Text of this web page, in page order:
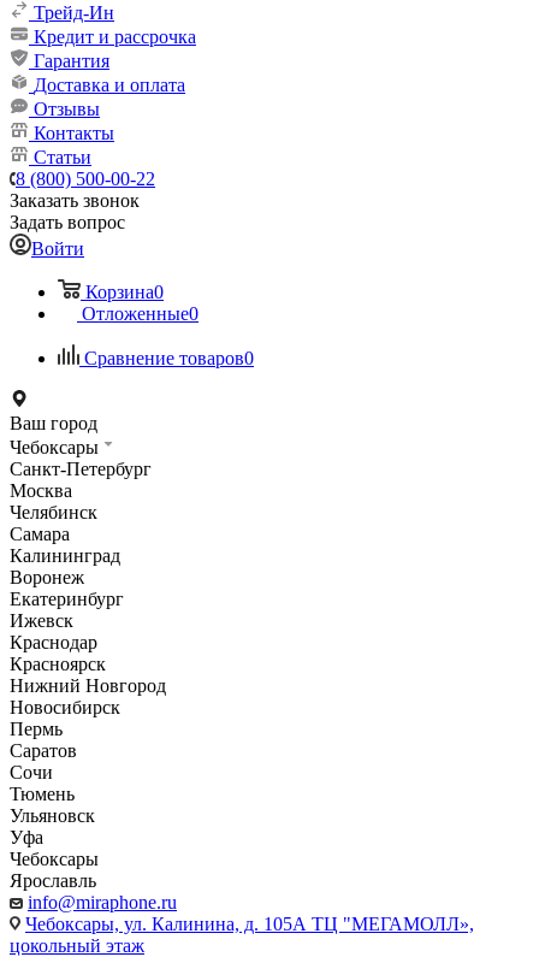
Трейд-Ин
Кредит и рассрочка
Гарантия
Доставка и оплата
Отзывы
Контакты
Статьи
8 (800) 500-00-22
Заказать звонок
Задать вопрос
Войти
Корзина0
Отложенные0
Сравнение товаров0
Ваш город
Чебоксары
Санкт-Петербург
Москва
Челябинск
Самара
Калининград
Воронеж
Екатеринбург
Ижевск
Краснодар
Красноярск
Нижний Новгород
Новосибирск
Пермь
Саратов
Сочи
Тюмень
Ульяновск
Уфа
Чебоксары
Ярославль
info@miraphone.ru
Чебоксары, ул. Калинина, д. 105А ТЦ "МЕГАМОЛЛ»,
цокольный этаж